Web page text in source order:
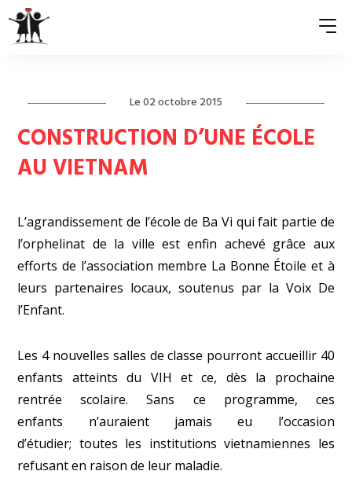
QUI SOMMES-NOUS ?
ASSOCIATIONS MEMBRES
NOS ACTIONS
S’ENGAGER
ACTUALITÉS
PRESSE
Le 02 octobre 2015
CONSTRUCTION D’UNE ÉCOLE
AU VIETNAM
L’agrandissement de l’école de Ba Vi qui fait partie de
l’orphelinat de la ville est enfin achevé grâce aux
efforts de l’association membre La Bonne Étoile et à
leurs partenaires locaux, soutenus par la Voix De
l’Enfant.
Les 4 nouvelles salles de classe pourront accueillir 40
enfants atteints du VIH et ce, dès la prochaine
rentrée scolaire. Sans ce programme, ces
enfants n’auraient jamais eu l’occasion
d’étudier; toutes les institutions vietnamiennes les
refusant en raison de leur maladie.